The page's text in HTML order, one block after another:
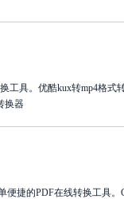
工具。优酷kux转mp4格
换器
捷的PDF在线转换工具